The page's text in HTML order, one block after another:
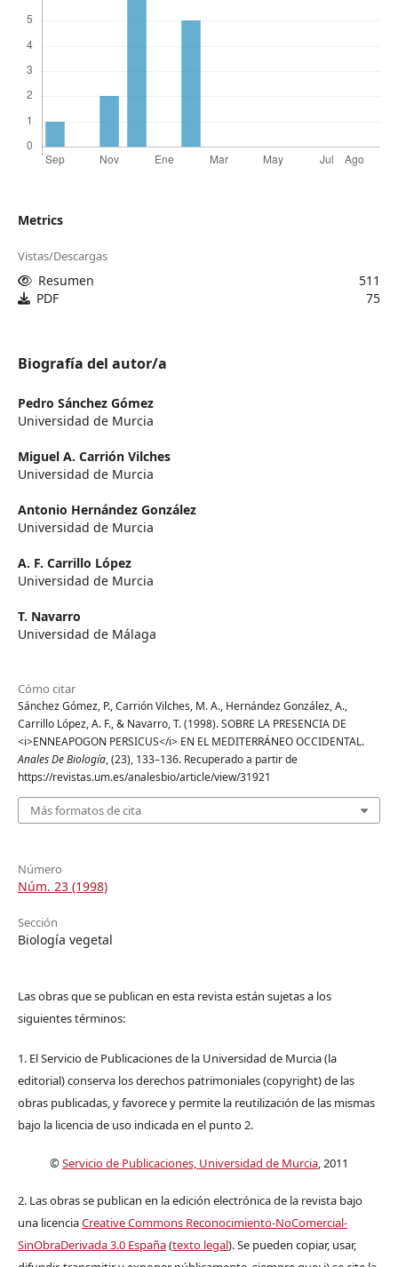
Metrics
Vistas/Descargas
Resumen
511
PDF
75
Biografía del autor/a
Pedro Sánchez Gómez
Universidad de Murcia
Miguel A. Carrión Vilches
Universidad de Murcia
Antonio Hernández González
Universidad de Murcia
A. F. Carrillo López
Universidad de Murcia
T. Navarro
Universidad de Málaga
Cómo citar
Sánchez Gómez, P., Carrión Vilches, M. A., Hernández González, A.,
Carrillo López, A. F., & Navarro, T. (1998). SOBRE LA PRESENCIA DE
<i>ENNEAPOGON PERSICUS</i> EN EL MEDITERRÁNEO OCCIDENTAL.
Anales De Biología, (23), 133–136. Recuperado a partir de
https://revistas.um.es/analesbio/article/view/31921
Más formatos de cita
Número
Núm. 23 (1998)
Sección
Biología vegetal
Las obras que se publican en esta revista están sujetas a los
siguientes términos:
1. El Servicio de Publicaciones de la Universidad de Murcia (la
editorial) conserva los derechos patrimoniales (copyright) de las
obras publicadas, y favorece y permite la reutilización de las mismas
bajo la licencia de uso indicada en el punto 2.
©Servicio de Publicaciones, Universidad de Murcia, 2011
2. Las obras se publican en la edición electrónica de la revista bajo
una licenciaCreative Commons Reconocimiento-NoComercial-
SinObraDerivada 3.0 España(texto legal). Se pueden copiar, usar,